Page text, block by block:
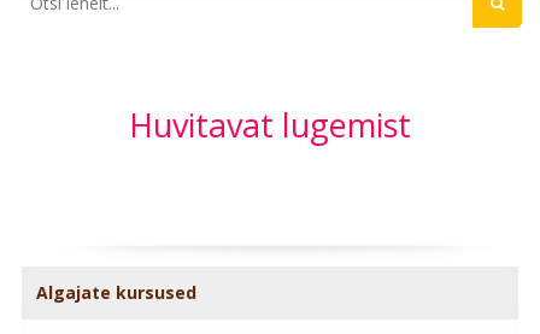
Huvitavat lugemist
Algajate kursused